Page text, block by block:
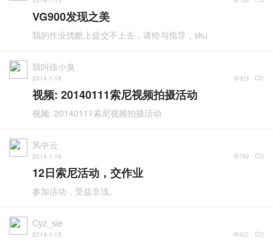
VG900发现之美
我的作业优酷上提交不上去，请给与指导，sku
我叫徐小臭
2014-1-16 2
923
视频: 20140111索尼视频拍摄活动
视频: 20140111索尼视频拍摄活动
风中云
2014-1-16 3
760
12日索尼活动，交作业
参加活动，受益非浅。
Cyz_sie
2014-1-15 2
925